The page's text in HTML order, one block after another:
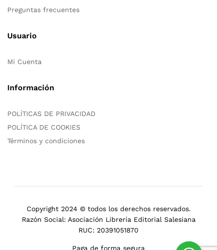
Preguntas frecuentes
Usuario
Mi Cuenta
Información
POLÍTICAS DE PRIVACIDAD
POLÍTICA DE COOKIES
Términos y condiciones
Copyright 2024 © todos los derechos reservados.
Razón Social: Asociación Librería Editorial Salesiana
RUC: 20391051870
Paga de forma segura